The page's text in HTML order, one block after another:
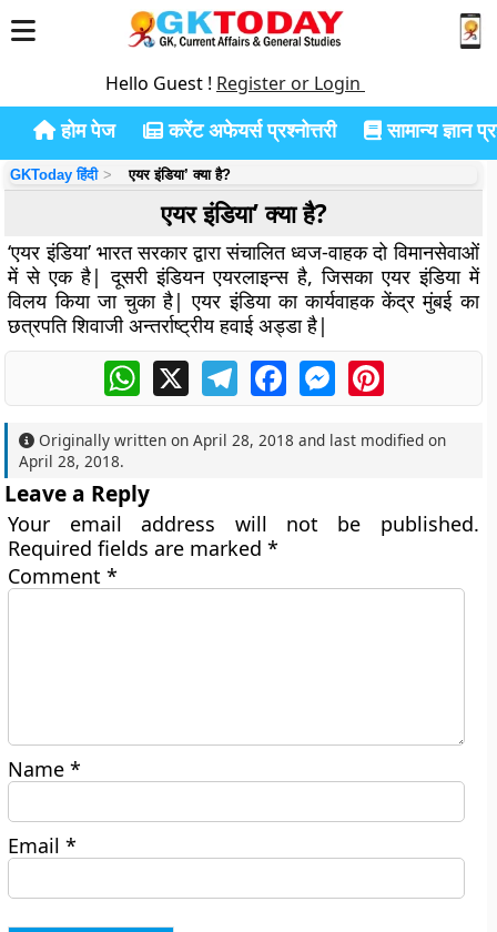
Hello Guest ! Register or Login
होम पेज करेंट अफेयर्स प्रश्नोत्तरी सामान्य ज्ञान
GKToday हिंदी एयर इंडिया’ क्या है?
एयर इंडिया’ क्या है?
‘एयर इंडिया’ भारत सरकार द्वारा संचालित ध्वज-वाहक दो विमानसेवाओं
में से एक है| दूसरी इंडियन एयरलाइन्स है, जिसका एयर इंडिया में
विलय किया जा चुका है| एयर इंडिया का कार्यवाहक केंद्र मुंबई का
छत्रपति शिवाजी अन्तर्राष्ट्रीय हवाई अड्डा है|
WhatsApp
X TelegramFacebookMessengerPinterest
Originally written onApril 28, 2018 and last modified on
April 28, 2018.
Leave a Reply
Your email address will not be published.
Required fields are marked*
Comment*
Name*
Email*